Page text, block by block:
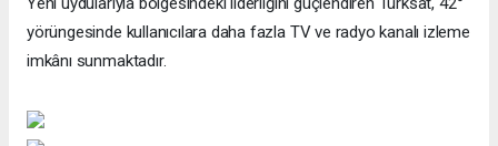
yörüngesinde kullanıcılara daha fazla TV ve radyo kanalı izleme
imkânı sunmaktadır.